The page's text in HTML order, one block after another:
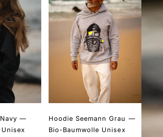
Navy —
Hoodie Seemann Grau —
Bio-Baumwolle Unisex